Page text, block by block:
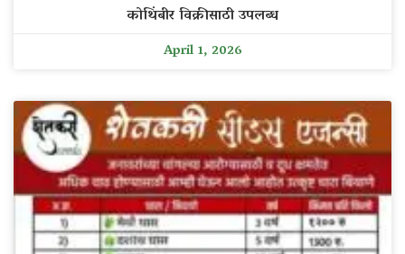
कोथिंबीर विक्रीसाठी उपलब्ध
April 1, 2026